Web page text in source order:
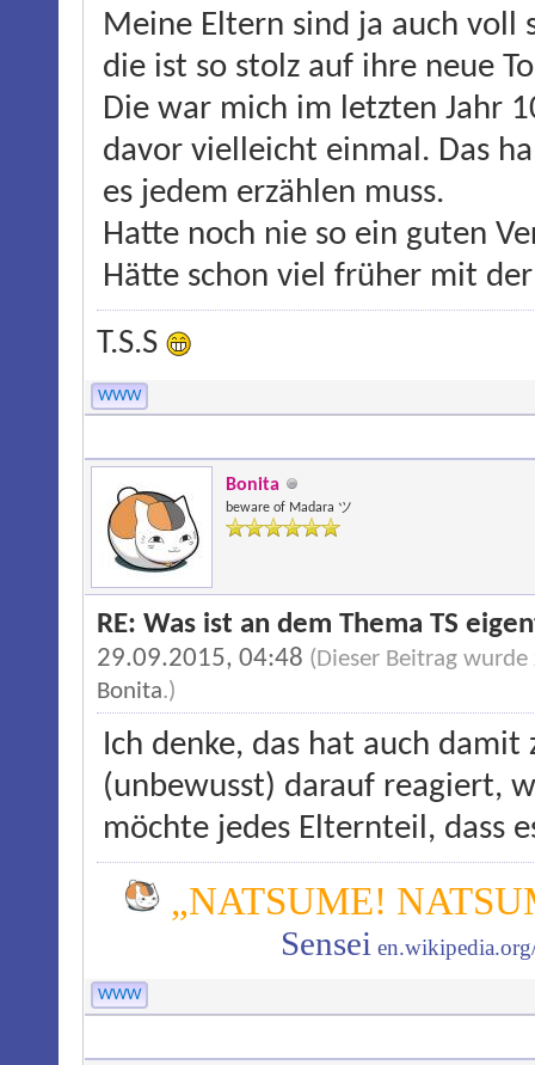
Meine Eltern sind ja auch voll
die ist so stolz auf ihre neue
Die war mich im letzten Jahr
davor vielleicht einmal. Das
es jedem erzählen muss.
Hatte noch nie so ein guten
Hätte schon viel früher mit
T.S.S
WWW
Bonita
beware of Madara ツ
RE: Was ist an dem Thema TS
29.09.2015, 04:48 (Dieser Beitrag
Bonita.)
Ich denke, das hat auch
(unbewusst) darauf reagiert,
möchte jedes Elternteil, dass
„NATSUME!
Sensei
WWW